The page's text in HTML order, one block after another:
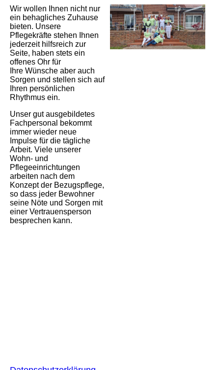
Wir wollen Ihnen nicht nur
ein behagliches Zuhause
bieten. Unsere
Pflegekräfte stehen Ihnen
jederzeit hilfsreich zur
Seite, haben stets ein
offenes Ohr für
Ihre Wünsche aber auch
Sorgen und stellen sich auf
Ihren persönlichen
Rhythmus ein.
Unser gut ausgebildetes
Fachpersonal bekommt
immer wieder neue
Impulse für die tägliche
Arbeit. Viele unserer
Wohn- und
Pflegeeinrichtungen
arbeiten nach dem
Konzept der Bezugspflege,
so dass jeder Bewohner
seine Nöte und Sorgen mit
einer Vertrauensperson
besprechen kann.